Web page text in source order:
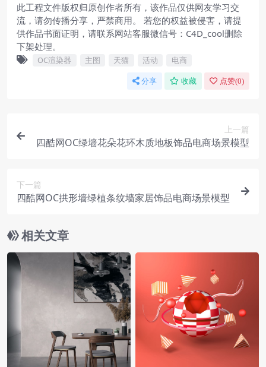
此工程文件版权归原创作者所有，该作品仅供网友学习交
流，请勿传播分享，严禁商用。 若您的权益被侵害，请提
供作品书面证明，请联系网站客服微信号：C4D_cool删除
下架处理。
OC渲染器 主图 天猫 活动 电商
分享 收藏 点赞(0)
上一篇
四酷网OC绿墙花朵花环木质地板饰品电商场景模型
下一篇
四酷网OC拱形墙绿植条纹墙家居饰品电商场景模型
相关文章